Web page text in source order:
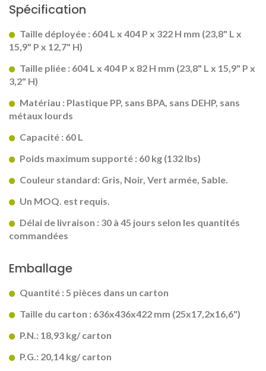
Spécification
Taille déployée : 604 L x 404 P x 322 H mm (23,8" L x
15,9" P x 12,7" H)
Taille pliée : 604 L x 404 P x 82 H mm (23,8" L x 15,9" P x
3,2" H)
Matériau : Plastique PP, sans BPA, sans DEHP, sans
métaux lourds
Capacité : 60 L
Poids maximum supporté : 60 kg (132 lbs)
Couleur standard: Gris, Noir, Vert armée, Sable.
Un MOQ. est requis.
Délai de livraison : 30 à 45 jours selon les quantités
commandées
Emballage
Quantité : 5 pièces dans un carton
Taille du carton : 636x436x422 mm (25x17,2x16,6")
P.N.: 18,93 kg/ carton
P.G.: 20,14 kg/ carton